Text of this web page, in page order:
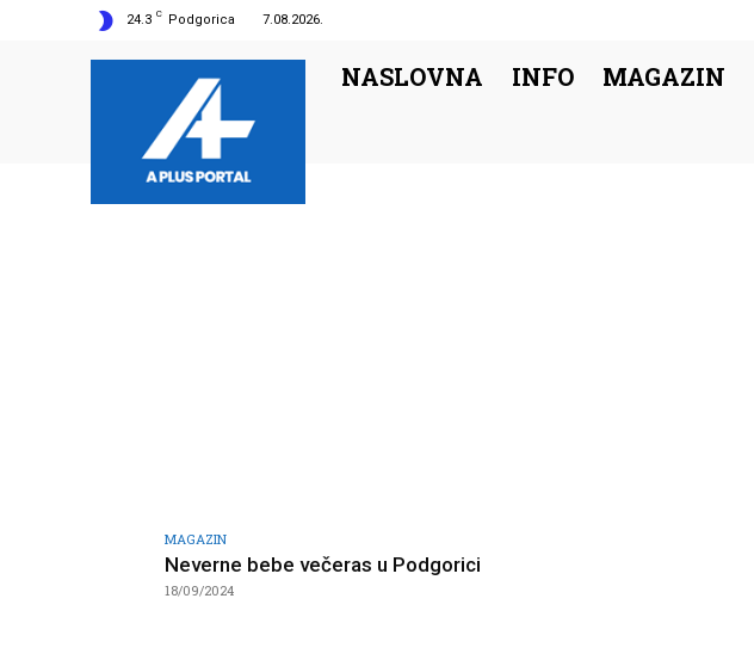
24.3 C Podgorica 7.08.2026.
NASLOVNA INFO MAGAZIN
MAGAZIN
Neverne bebe večeras u Podgorici
18/09/2024